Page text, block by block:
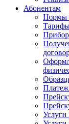
Абонентам
Нормы